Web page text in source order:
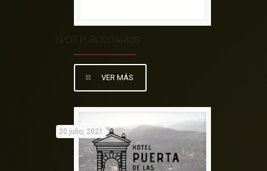
SPOT PUBLICITARIOS
VER MÁS
20 julio, 2021